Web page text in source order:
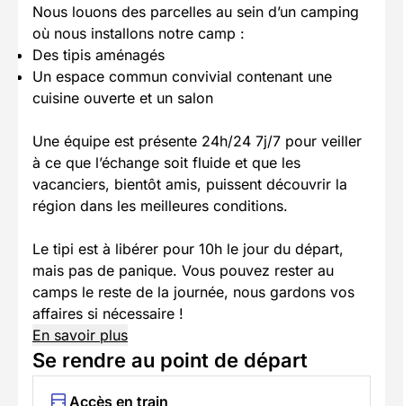
Nous louons des parcelles au sein d’un camping
où nous installons notre camp :
Des tipis aménagés
Un espace commun convivial contenant une
cuisine ouverte et un salon
Une équipe est présente 24h/24 7j/7 pour veiller
à ce que l’échange soit fluide et que les
vacanciers, bientôt amis, puissent découvrir la
région dans les meilleures conditions.
Le tipi est à libérer pour 10h le jour du départ,
mais pas de panique. Vous pouvez rester au
camps le reste de la journée, nous gardons vos
affaires si nécessaire !
En savoir plus
Se rendre au point de départ
Accès en train